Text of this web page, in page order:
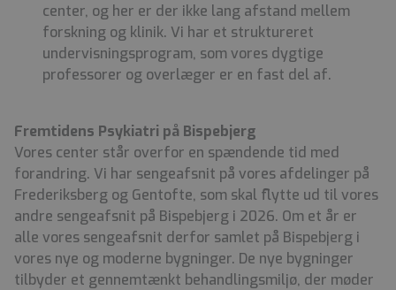
center, og her er der ikke lang afstand mellem
forskning og klinik. Vi har et struktureret
undervisningsprogram, som vores dygtige
professorer og overlæger er en fast del af.
Fremtidens Psykiatri på Bispebjerg
Vores center står overfor en spændende tid med
forandring. Vi har sengeafsnit på vores afdelinger på
Frederiksberg og Gentofte, som skal flytte ud til vores
andre sengeafsnit på Bispebjerg i 2026. Om et år er
alle vores sengeafsnit derfor samlet på Bispebjerg i
vores nye og moderne bygninger. De nye bygninger
tilbyder et gennemtænkt behandlingsmiljø, der møder